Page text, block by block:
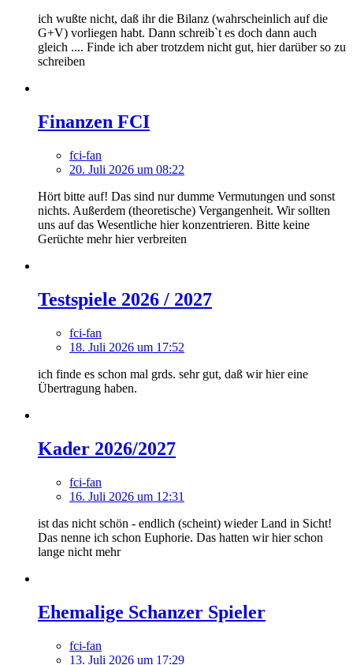
ich wußte nicht, daß ihr die Bilanz (wahrscheinlich auf die
G+V) vorliegen habt. Dann schreib`t es doch dann auch
gleich .... Finde ich aber trotzdem nicht gut, hier darüber so zu
schreiben
Finanzen FCI
fci-fan
20. Juli 2026 um 08:22
Hört bitte auf! Das sind nur dumme Vermutungen und sonst
nichts. Außerdem (theoretische) Vergangenheit. Wir sollten
uns auf das Wesentliche hier konzentrieren. Bitte keine
Gerüchte mehr hier verbreiten
Testspiele 2026 / 2027
fci-fan
18. Juli 2026 um 17:52
ich finde es schon mal grds. sehr gut, daß wir hier eine
Übertragung haben.
Kader 2026/2027
fci-fan
16. Juli 2026 um 12:31
ist das nicht schön - endlich (scheint) wieder Land in Sicht!
Das nenne ich schon Euphorie. Das hatten wir hier schon
lange nicht mehr
Ehemalige Schanzer Spieler
fci-fan
13. Juli 2026 um 17:29